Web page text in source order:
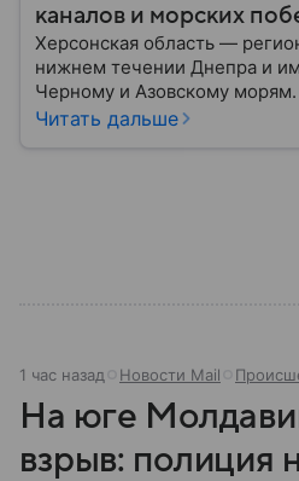
каналов и морских
Херсонская область —
нижнем течении Днепра и
Черному и Азовскому
географическому положению
севером и югом региона.
Читать дальше
1 час назад Новости Mail
На юге
взрыв: полиция